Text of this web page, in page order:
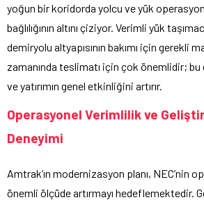
yoğun bir koridorda yolcu ve yük
bağlılığının altını çiziyor. Verimli yük
demiryolu altyapısının bakımı için gerekli
zamanında teslimatı için çok önemlidir;
ve yatırımın genel etkinliğini artırır.
Operasyonel Verimlilik ve
Deneyimi
Amtrak’ın modernizasyon planı, NEC’nin
önemli ölçüde artırmayı hedeflemektedir.